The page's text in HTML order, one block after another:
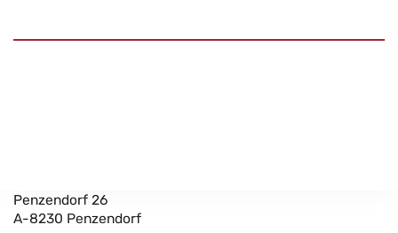
Penzendorf 26
A-8230 Penzendorf